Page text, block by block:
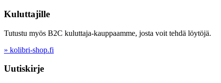
Kuluttajille
Tutustu myös B2C kuluttaja-kauppaamme, josta voit tehdä löytöjä.
» kolibri-shop.fi
Uutiskirje